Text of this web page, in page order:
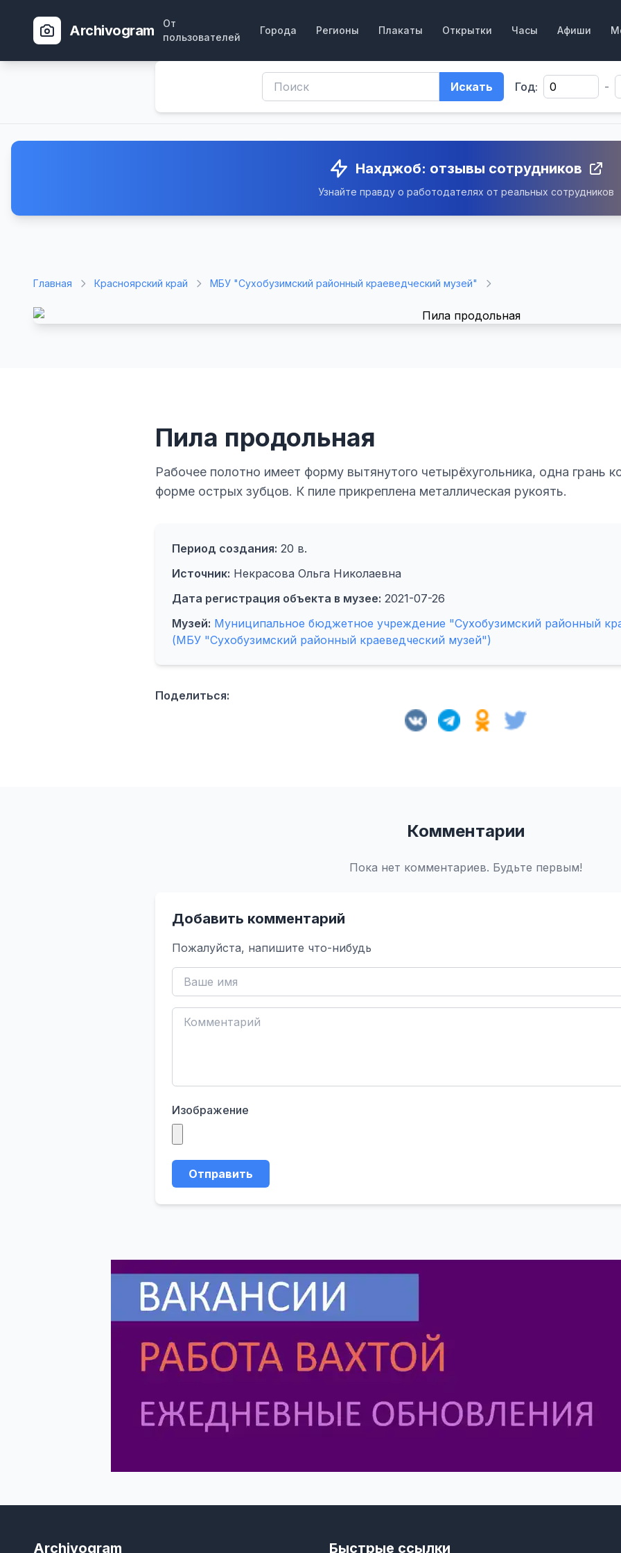
Archivogram
От
пользователей
Города Регионы Плакаты Открытки Часы Афиши
Искать Год: -
Нахджоб: отзывы сотрудников
Узнайте правду о работодателях от реальных сотрудников
Главная Красноярский край МБУ "Сухобузимский районный краеведческий музей"
Пила продольная
Рабочее полотно имеет форму вытянутого четырёхугольника, одна грань
форме острых зубцов. К пиле прикреплена металлическая рукоять.
Период создания: 20 в.
Источник: Некрасова Ольга Николаевна
Дата регистрация объекта в музее: 2021-07-26
Музей: Муниципальное бюджетное учреждение "Сухобузимский районный
(МБУ "Сухобузимский районный краеведческий музей")
Поделиться:
Комментарии
Пока нет комментариев. Будьте первым!
Добавить комментарий
Пожалуйста, напишите что-нибудь
Изображение
Отправить
Archivogram Быстрые ссылки